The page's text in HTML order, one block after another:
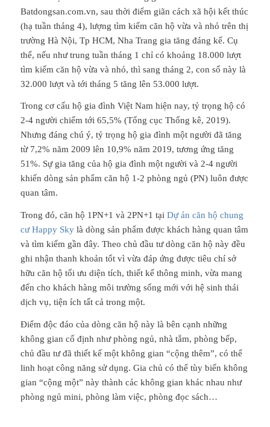
Batdongsan.com.vn, sau thời điểm giãn cách xã hội kết thúc
(hạ tuần tháng 4), lượng tìm kiếm căn hộ vừa và nhỏ trên thị
trường Hà Nội, Tp HCM, Nha Trang gia tăng đáng kể. Cụ
thể, nếu như trung tuần tháng 1 chỉ có khoảng 18.000 lượt
tìm kiếm căn hộ vừa và nhỏ, thì sang tháng 2, con số này là
32.000 lượt và tới tháng 5 tăng lên 53.000 lượt.
Trong cơ cấu hộ gia đình Việt Nam hiện nay, tỷ trọng hộ có
2-4 người chiếm tới 65,5% (Tổng cục Thống kê, 2019).
Nhưng đáng chú ý, tỷ trọng hộ gia đình một người đã tăng
từ 7,2% năm 2009 lên 10,9% năm 2019, tương ứng tăng
51%. Sự gia tăng của hộ gia đình một người và 2-4 người
khiến dòng sản phẩm căn hộ 1-2 phòng ngủ (PN) luôn được
quan tâm.
Trong đó, căn hộ 1PN+1 và 2PN+1 tại Dự án căn hộ chung
cư Happy Skylà dòng sản phẩm được khách hàng quan tâm
và tìm kiếm gần đây. Theo chủ đầu tư dòng căn hộ này đều
ghi nhận thanh khoản tốt vì vừa đáp ứng được tiêu chí sở
hữu căn hộ tối ưu diện tích, thiết kế thông minh, vừa mang
đến cho khách hàng môi trường sống mới với hệ sinh thái
dịch vụ, tiện ích tất cả trong một.
Điểm độc đáo của dòng căn hộ này là bên cạnh những
không gian cố định như phòng ngủ, nhà tắm, phòng bếp,
chủ đầu tư đã thiết kế một không gian “cộng thêm”, có thể
linh hoạt công năng sử dụng. Gia chủ có thể tùy biến không
gian “cộng một” này thành các không gian khác nhau như
phòng ngủ mini, phòng làm việc, phòng đọc sách…